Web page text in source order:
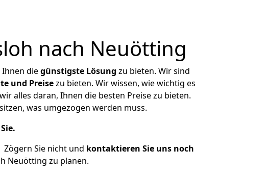
nach Neuötting
diegünstigste Lösung zu bieten. Wir sind
und Preisezu bieten. Wir wissen, wie wichtig es
alles daran, Ihnen die besten Preise zu bieten.
was umgezogen werden muss.
Zögern Sie nicht und kontaktieren Sie uns noch
Neuötting zu planen.